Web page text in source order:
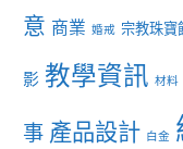
意 商業 婚戒 宗教珠寶
影 教學資訊 材料
事 產品設計 白金